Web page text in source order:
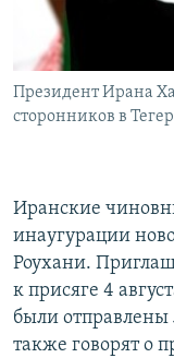
Հայերեն
English
Русский
Президент Ирана
сторонников в
Иранские
инаугурации
Роухани.
к присяге 4
были
также говорят о